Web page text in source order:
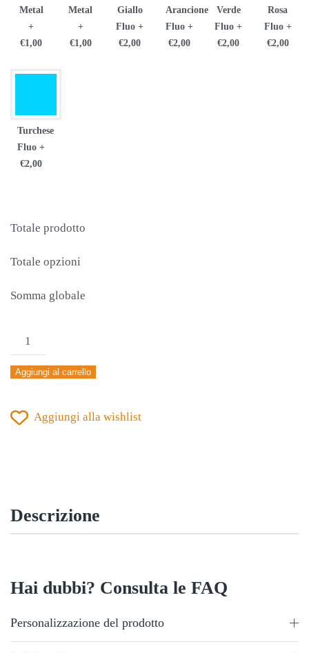
Metal
+
€1,00
Metal
+
€1,00
Giallo
Fluo +
€2,00
Arancione
Fluo+
€2,00
Verde
Fluo +
€2,00
Rosa
Fluo+
€2,00
Turchese
Fluo +
€2,00
Totale prodotto
Totale opzioni
Somma globale
KIT
GIOCO
ZEUS
BIANCO
Aggiungi al carrello
Aggiungi alla wishlist
Descrizione
Hai dubbi? Consulta le FAQ
Personalizzazione del prodotto